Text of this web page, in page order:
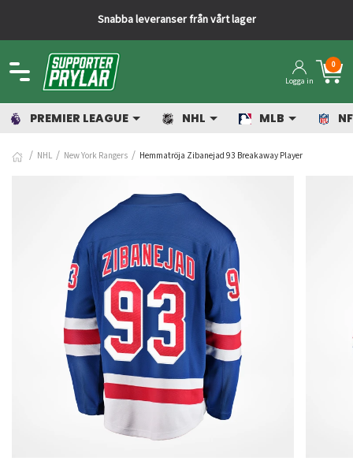
Snabba leveranser från vårt lager
Logga in
0
PREMIER LEAGUE NHL MLB
NHL New York Rangers Hemmatröja Zibanejad 93 Breakaway Player